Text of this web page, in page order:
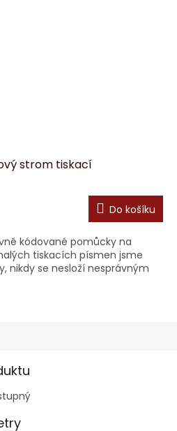
strom tiskací
Do košíku
kódované pomůcky na
tiskacích písmen jsme
nikdy se nesloží nesprávným